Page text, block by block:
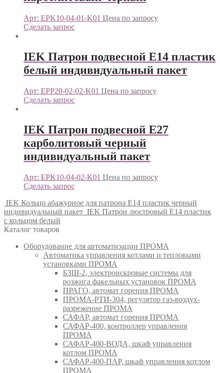
Арт: EPK10-04-01-K01 Цена по запросу
Сделать запрос
IEK Патрон подвесной Е14 пластик
белый индивидуальный пакет
Арт: EPP20-02-02-K01 Цена по запросу
Сделать запрос
IEK Патрон подвесной Е27
карболитовый черный
индивидуальный пакет
Арт: EPK10-04-02-K01 Цена по запросу
Сделать запрос
IEK Кольцо абажурное для патрона Е14 пластик черный
индивидуальный пакет IEK Патрон люстровый Е14 пластик
с кольцом белый
Каталог товаров
Оборудование для автоматизации ПРОМА
Автоматика управления котлами и тепловыми
установками ПРОМА
БЗШ-2, электроискровые системы для
розжига факельных установок ПРОМА
ПРАГО, автомат горения ПРОМА
ПРОМА-РТИ-304, регулятор газ-воздух-
разрежение ПРОМА
САФАР, автомат горения ПРОМА
САФАР-400, контроллер управления
ПРОМА
САФАР-400-ВОДА, шкаф управления
котлом ПРОМА
САФАР-400-ПАР, шкаф управления котлом
ПРОМА